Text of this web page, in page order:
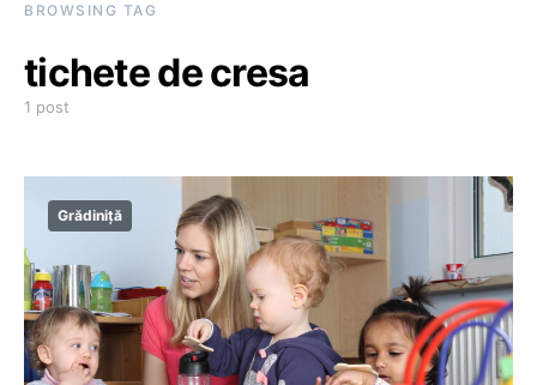
BROWSING TAG
tichete de cresa
1 post
Grădiniță